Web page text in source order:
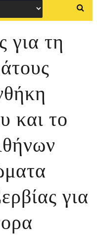
για τη
και το
για